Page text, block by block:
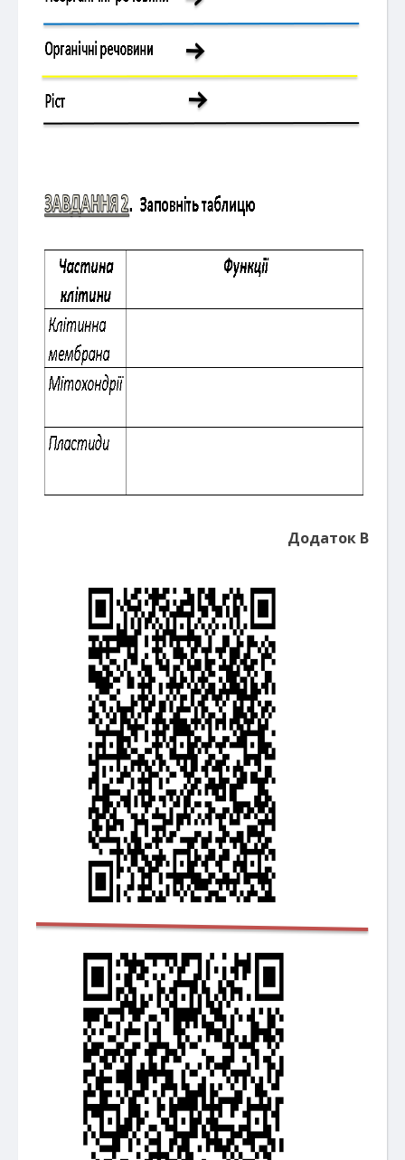
Додаток В